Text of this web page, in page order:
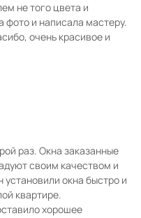
не того цвета и
фото и написала мастеру.
очень красивое и
раз. Окна заказанные
своим качеством и
окна быстро и
квартире.
хорошее